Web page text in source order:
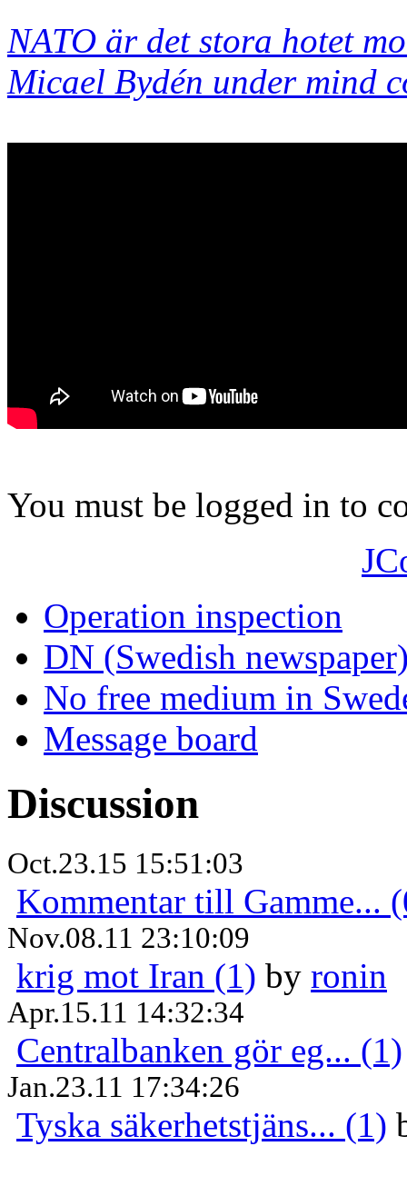
NATO är det stora hotet
Micael Bydén under mind
You must be logged in to
Operation inspection
DN (Swedish
No free medium in
Message board
Discussion
Oct.23.15 15:51:03
Kommentar till Gamme...
Nov.08.11 23:10:09
krig mot Iran (1) by ronin
Apr.15.11 14:32:34
Centralbanken gör eg... (1)
Jan.23.11 17:34:26
Tyska säkerhetstjäns... (1)